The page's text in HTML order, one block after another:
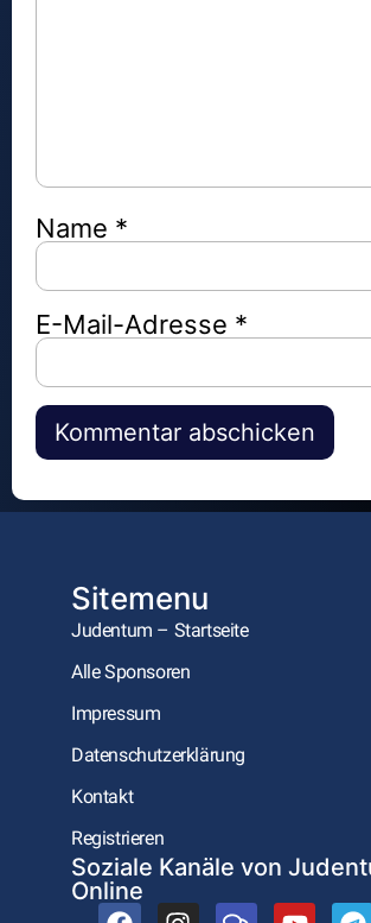
Name *
E-Mail-Adresse *
Alternative:
Sitemenu
Judentum – Startseite
Alle Sponsoren
Impressum
Datenschutzerklärung
Kontakt
Registrieren
Soziale Kanäle von
Online